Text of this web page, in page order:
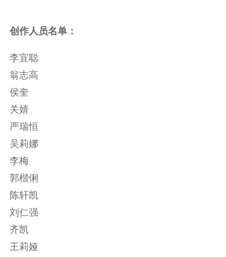
创作人员名单：
李宜聪
翁志高
侯奎
关婧
严瑞恒
吴莉娜
李梅
郭楷俐
陈轩凯
刘仁强
齐凯
王莉娅